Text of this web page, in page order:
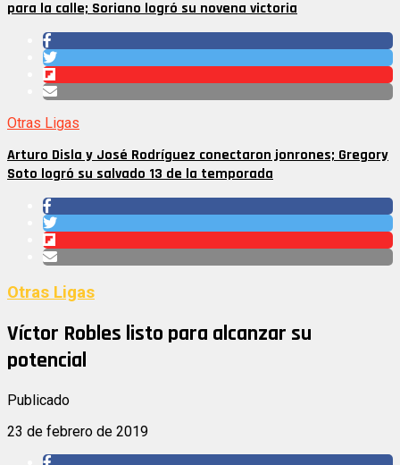
para la calle; Soriano logró su novena victoria
Otras Ligas
Arturo Disla y José Rodríguez conectaron jonrones; Gregory
Soto logró su salvado 13 de la temporada
Otras Ligas
Víctor Robles listo para alcanzar su
potencial
Publicado
23 de febrero de 2019